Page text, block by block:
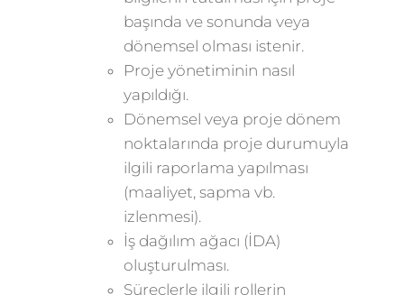
başında ve sonunda veya
dönemsel olması istenir.
Proje yönetiminin nasıl
yapıldığı.
Dönemsel veya proje dönem
noktalarında proje durumuyla
ilgili raporlama yapılması
(maaliyet, sapma vb.
izlenmesi).
İş dağılım ağacı (İDA)
oluşturulması.
Süreçlerle ilgili rollerin